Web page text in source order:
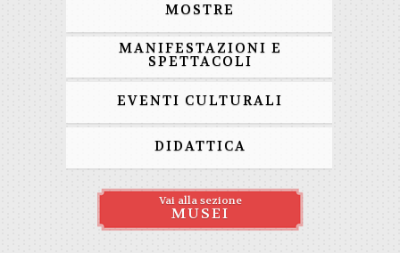
MOSTRE
MANIFESTAZIONI E
SPETTACOLI
EVENTI CULTURALI
DIDATTICA
Vai alla sezione
MUSEI